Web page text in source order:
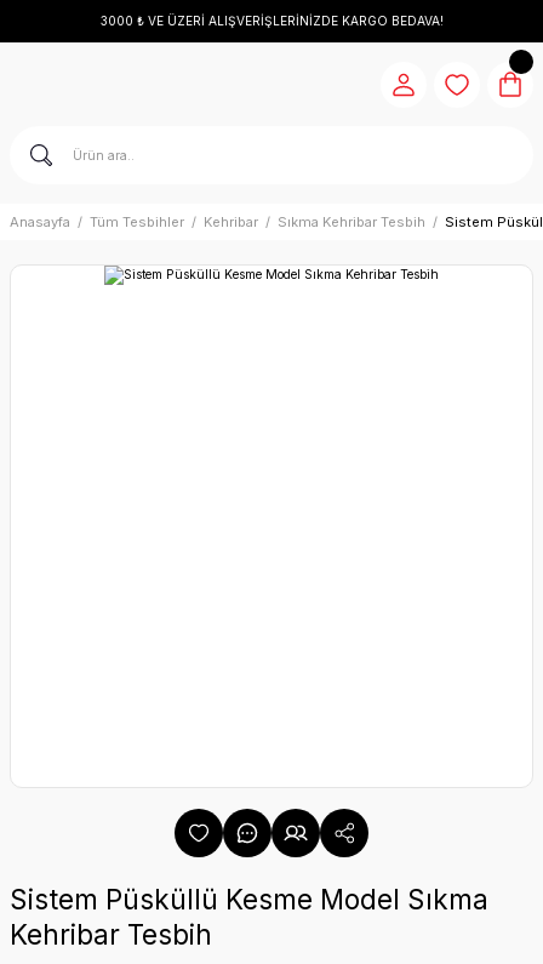
3000 ₺ VE ÜZERİ ALIŞVERİŞLERİNİZDE KARGO BEDAVA!
Anasayfa Tüm Tesbihler Kehribar Sıkma Kehribar Tesbih Sistem
Sistem Püsküllü Kesme Model Sıkma
Kehribar Tesbih